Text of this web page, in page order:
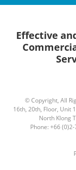
Effective
© Copyright, All
16th, 20th, Floor, Unit
North Klong
Phone: +66